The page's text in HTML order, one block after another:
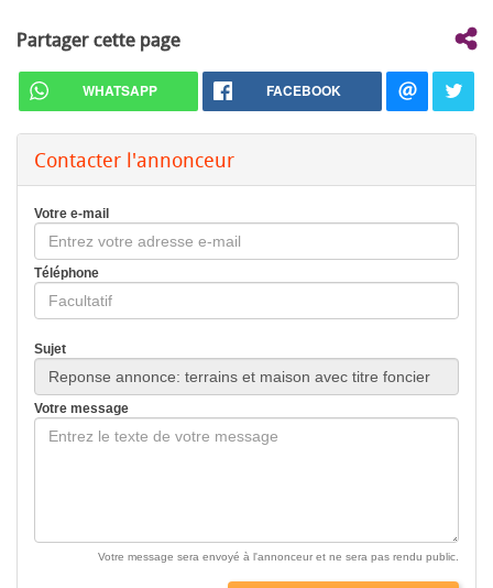
Partager cette page
WHATSAPP FACEBOOK
Contacter l'annonceur
Votre e-mail
Téléphone
Sujet
Votre message
Votre message sera envoyé à l'annonceur et ne sera pas rendu public.